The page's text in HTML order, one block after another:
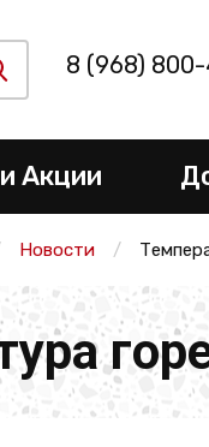
8 (968)
Акции
Новости